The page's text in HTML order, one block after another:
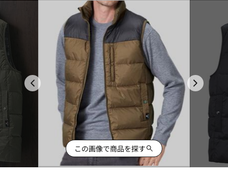
この画像で商品を探す